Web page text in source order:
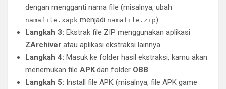
dengan mengganti nama file (misalnya, ubah
namafile.xapk menjadi namafile.zip).
Langkah 3: Ekstrak file ZIP menggunakan aplikasi
ZArchiver atau aplikasi ekstraksi lainnya.
Langkah 4: Masuk ke folder hasil ekstraksi, kamu akan
menemukan file APKdan folder OBB.
Langkah 5: Install file APK (misalnya, file APK game